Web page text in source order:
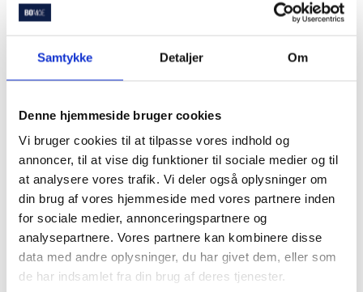
Samtykke Detaljer Om
Denne hjemmeside bruger cookies
Vi bruger cookies til at tilpasse vores indhold og
annoncer, til at vise dig funktioner til sociale medier og til
at analysere vores trafik. Vi deler også oplysninger om
din brug af vores hjemmeside med vores partnere inden
for sociale medier, annonceringspartnere og
analysepartnere. Vores partnere kan kombinere disse
data med andre oplysninger, du har givet dem, eller som
de har indsamlet fra din brug af deres tjenester.
Juridisk Rådgivning
Står du klar til at skulle underskrive en købsaftale på din
nye bolig? Bomaes juridiske rådgiver gennemgår
dokumenterne og får alle juridiske detaljer frem i lyset, så
du får det fulde overblik. Er der forbehold i købsaftalen,
giver vi dig kompetent juridisk rådgivning om, hvordan du
skal forholde dig til disse. På den måde kan du føle dig
helt tryg ved at underskrive købsaftalen.
Læs mere om Juridisk Rådgivning